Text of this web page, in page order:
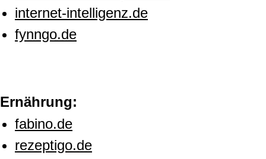
internet-intelligenz.de
fynngo.de
Ernährung:
fabino.de
rezeptigo.de